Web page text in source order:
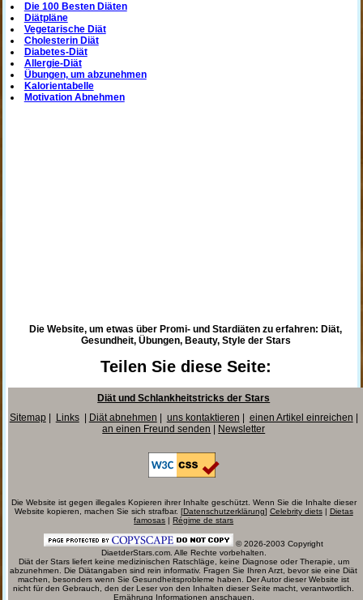
Die 100 Besten Diäten
Diätpläne
Vegetarische Diät
Cholesterin Diät
Diabetes-Diät
Allergie-Diät
Übungen, um abzunehmen
Kalorientabelle
Motivation Abnehmen
Die Website, um etwas über Promi- und Stardiäten zu erfahren: Diät,
Gesundheit, Übungen, Beauty, Style der Stars
Teilen Sie diese Seite:
Diät und Schlankheitstricks der Stars
Sitemap| Links| Diät abnehmen uns kontaktieren einen Artikel einreichen
an einen Freund senden
Newsletter
Die Website ist gegen illegales Kopieren ihrer Inhalte geschützt. Wenn Sie die Inhalte dieser
Website kopieren, machen Sie sich strafbar. [Datenschutzerklärung] Celebrity diets| Dietas
famosas |Régime de stars
© 2026-2003 Copyright
DiaetderStars.com. Alle Rechte vorbehalten.
Diät der Stars liefert keine medizinischen Ratschläge, keine Diagnose oder Therapie, um
abzunehmen. Die Diätangaben sind rein informativ. Fragen Sie Ihren Arzt, bevor sie eine Diät
machen, besonders wenn Sie Gesundheitsprobleme haben. Der Autor dieser Website ist
nicht für den Gebrauch, den der Leser von den Inhalten dieser Seite macht, verantwortlich.
Ernährung Informationen anschauen.